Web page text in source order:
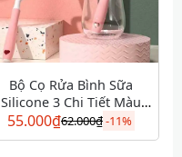
Bộ Cọ Rửa Bình Sữa
Silicone 3 Chi Tiết Màu
Đỏ
55.000₫62.000₫-11%